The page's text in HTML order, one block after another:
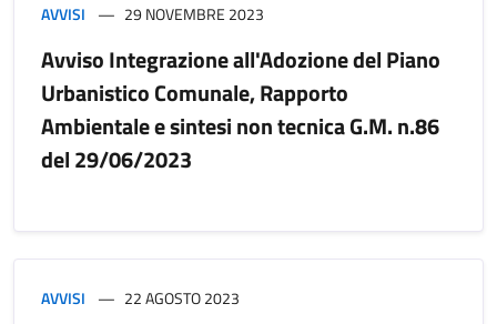
AVVISI 29 NOVEMBRE 2023
Avviso Integrazione all'Adozione del Piano
Urbanistico Comunale, Rapporto
Ambientale e sintesi non tecnica G.M. n.86
del 29/06/2023
AVVISI 22 AGOSTO 2023